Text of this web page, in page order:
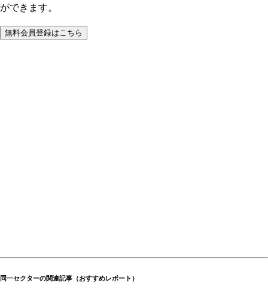
ができます。
無料会員登録はこちら
同一セクターの関連記事（おすすめレポート）